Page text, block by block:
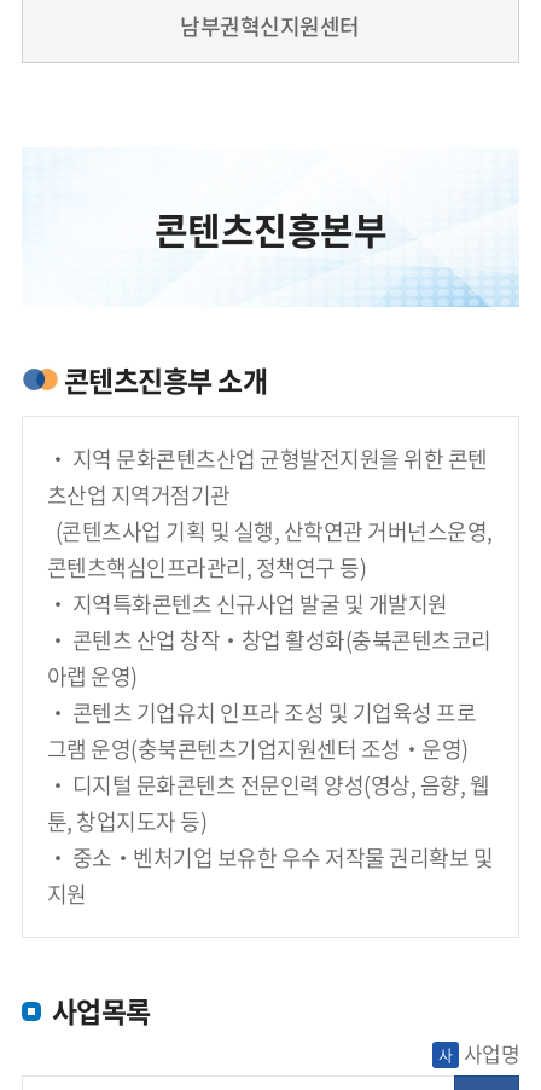
남부권혁신지원센터
콘텐츠진흥본부
콘텐츠진흥부 소개
‧ 지역 문화콘텐츠산업 균형발전지원을 위한 콘텐
츠산업 지역거점기관
콘텐츠핵심인프라관리, 정책연구 등)
‧ 지역특화콘텐츠 신규사업 발굴 및 개발지원
‧ 콘텐츠 산업 창작‧창업 활성화(충북콘텐츠코리
아랩 운영)
‧ 콘텐츠 기업유치 인프라 조성 및 기업육성 프로
그램 운영(충북콘텐츠기업지원센터 조성‧운영)
‧ 디지털 문화콘텐츠 전문인력 양성(영상, 음향, 웹
툰, 창업지도자 등)
‧ 중소‧벤처기업 보유한 우수 저작물 권리확보 및
지원
사업목록
사 사업명